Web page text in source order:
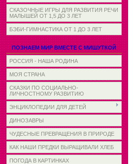
СКАЗОЧНЫЕ ИГРЫ ДЛЯ РАЗВИТИЯ РЕЧИ
МАЛЫШЕЙ ОТ 1,5 ДО 3 ЛЕТ
БЭБИ-ГИМНАСТИКА ОТ 1 ДО 3 ЛЕТ
ПОЗНАЕМ МИР ВМЕСТЕ С МИШУТКОЙ
РОССИЯ - НАША РОДИНА
МОЯ СТРАНА
СКАЗКИ ПО СОЦИАЛЬНО-
ЛИЧНОСТНОМУ РАЗВИТИЮ
ЭНЦИКЛОПЕДИИ ДЛЯ ДЕТЕЙ
ДИНОЗАВРЫ
ЧУДЕСНЫЕ ПРЕВРАЩЕНИЯ В ПРИРОДЕ
КАК НАШИ ПРЕДКИ ВЫРАЩИВАЛИ ХЛЕБ
ПОГОДА В КАРТИНКАХ